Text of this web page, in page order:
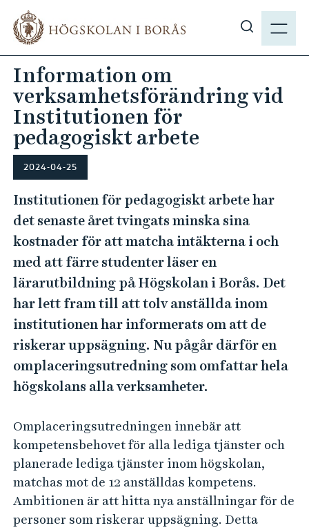
d
N
i
a
s
h
b
.
Information om
verksamhetsförändring vid
Institutionen för
pedagogiskt arbete
2024-04-25
Institutionen för pedagogiskt arbete har
det senaste året tvingats minska sina
kostnader för att matcha intäkterna i och
med att färre studenter läser en
lärarutbildning på Högskolan i Borås. Det
har lett fram till att tolv anställda inom
institutionen har informerats om att de
riskerar uppsägning. Nu pågår därför en
omplaceringsutredning som omfattar hela
högskolans alla verksamheter.
Omplaceringsutredningen innebär att
kompetensbehovet för alla lediga tjänster och
planerade lediga tjänster inom högskolan,
matchas mot de 12 anställdas kompetens.
Ambitionen är att hitta nya anställningar för de
personer som riskerar uppsägning. Detta